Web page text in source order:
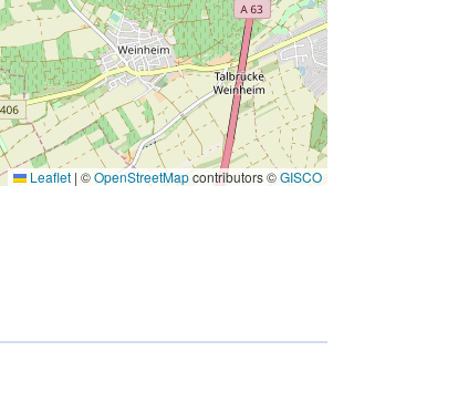
Leaflet | ©OpenStreetMapcontributors ©GISCO